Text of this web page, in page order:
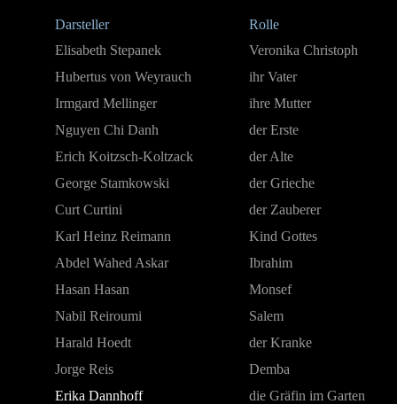
Darsteller
Rolle
Elisabeth Stepanek
Veronika Christoph
Hubertus von Weyrauch
ihr Vater
Irmgard Mellinger
ihre Mutter
Nguyen Chi Danh
der Erste
Erich Koitzsch-Koltzack
der Alte
George Stamkowski
der Grieche
Curt Curtini
der Zauberer
Karl Heinz Reimann
Kind Gottes
Abdel Wahed Askar
Ibrahim
Hasan Hasan
Monsef
Nabil Reiroumi
Salem
Harald Hoedt
der Kranke
Jorge Reis
Demba
Erika Dannhoff
die Gräfin im Garten